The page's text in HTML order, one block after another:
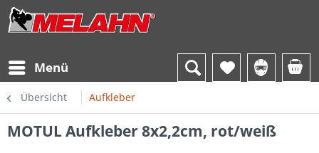
Menü
Übersicht Aufkleber
MOTUL Aufkleber 8x2,2cm, rot/weiß